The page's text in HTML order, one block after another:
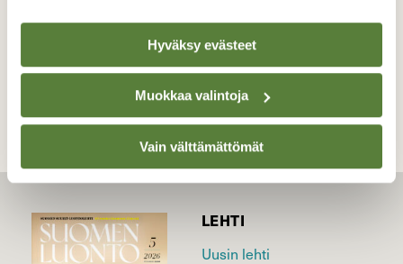
Hyväksy evästeet
Muokkaa valintoja
Vain välttämättömät
TAKAISIN LISTAAN
LEHTI
Uusin lehti